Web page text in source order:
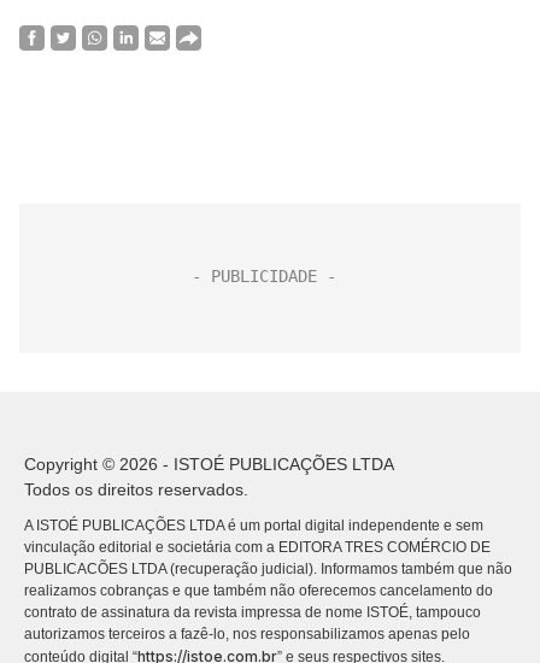
Copyright © 2026 - ISTOÉ PUBLICAÇÕES LTDA
Todos os direitos reservados.
A ISTOÉ PUBLICAÇÕES LTDA é um portal digital independente e sem
vinculação editorial e societária com a EDITORA TRES COMÉRCIO DE
PUBLICACÕES LTDA (recuperação judicial). Informamos também que não
realizamos cobranças e que também não oferecemos cancelamento do
contrato de assinatura da revista impressa de nome ISTOÉ, tampouco
autorizamos terceiros a fazê-lo, nos responsabilizamos apenas pelo
conteúdo digital “https://istoe.com.br” e seus respectivos sites.